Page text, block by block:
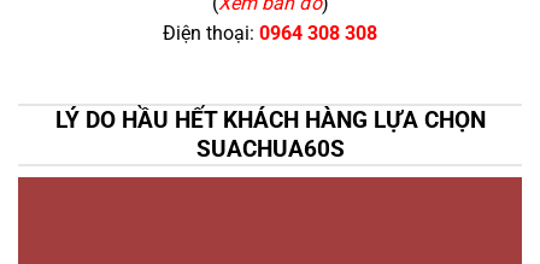
Điện thoại: 0964 308 308
LÝ DO HẦU HẾT KHÁCH HÀNG LỰA CHỌN
SUACHUA60S